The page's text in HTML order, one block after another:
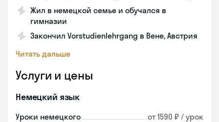
Жил в немецкой семье и обучался в
гимназии
Закончил Vorstudienlehrgang в Вене, Австрия
Читать дальше
Услуги и цены
Немецкий язык
Уроки немецкого от 1590 ₽ / урок